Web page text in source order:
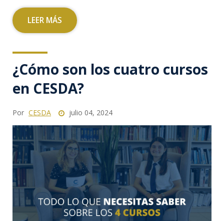
LEER MÁS
¿Cómo son los cuatro cursos
en CESDA?
Por CESDA julio 04, 2024